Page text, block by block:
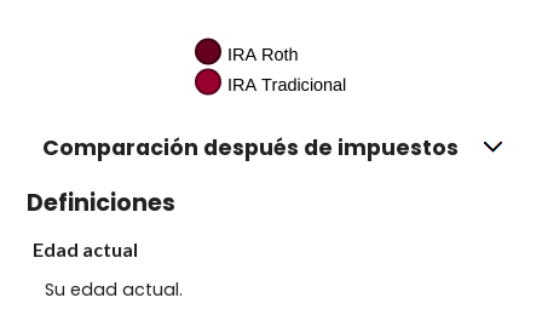
Comparación después de impuestos
Definiciones
Edad actual
Su edad actual.